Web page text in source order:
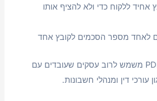
אחיד ללקוח כדי ולא להציף אותו
לאחד מספר הסכמים לקובץ אחד
לכן, מיזוג קבצי PDF משמש לרוב עסקים שעובדים עם
עורכי דין ומנהלי חשבונות.